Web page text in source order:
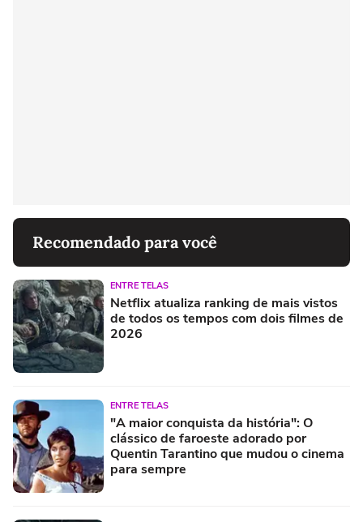
Recomendado para você
ENTRE TELAS
Netflix atualiza ranking de mais vistos
de todos os tempos com dois filmes de
2026
ENTRE TELAS
"A maior conquista da história": O
clássico de faroeste adorado por
Quentin Tarantino que mudou o cinema
para sempre